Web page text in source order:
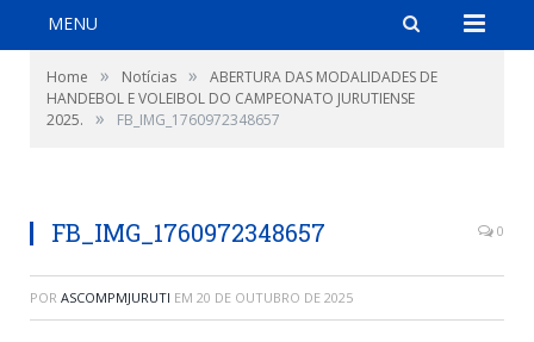
MENU
Home » Notícias »
ABERTURA DAS MODALIDADES DE
HANDEBOL E VOLEIBOL DO CAMPEONATO JURUTIENSE
2025.
» FB_IMG_1760972348657
FB_IMG_1760972348657 0
POR ASCOMPMJURUTI EM 20 DE OUTUBRO DE 2025